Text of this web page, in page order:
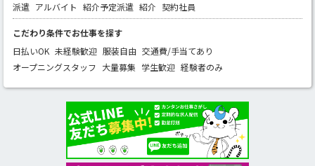
派遣 アルバイト 紹介予定派遣 紹介 契約社員
こだわり条件でお仕事を探す
日払いOK 未経験歓迎 服装自由 交通費/手当てあり
オープニングスタッフ 大量募集 学生歓迎 経験者のみ